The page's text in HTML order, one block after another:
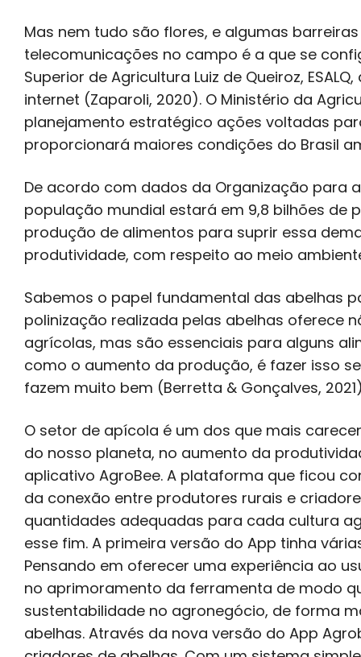
Mas nem tudo são flores, e algumas
telecomunicações no campo é a que se
Superior de Agricultura Luiz de Queiroz,
internet (Zaparoli, 2020). O Ministério da
planejamento estratégico ações voltadas
proporcionará maiores condições do Brasil
De acordo com dados da Organização para
população mundial estará em 9,8 bilhões de
produção de alimentos para suprir essa
produtividade, com respeito ao meio
Sabemos o papel fundamental das abelhas
polinização realizada pelas abelhas oferece
agrícolas, mas são essenciais para alguns
como o aumento da produção, é fazer isso
fazem muito bem (Berretta & Gonçalves,
O setor de apícola é um dos que mais
do nosso planeta, no aumento da
aplicativo AgroBee. A plataforma que ficou
da conexão entre produtores rurais e
quantidades adequadas para cada cultura
esse fim. A primeira versão do App tinha
Pensando em oferecer uma experiência ao
no aprimoramento da ferramenta de modo
sustentabilidade no agronegócio, de forma
abelhas. Através da nova versão do App